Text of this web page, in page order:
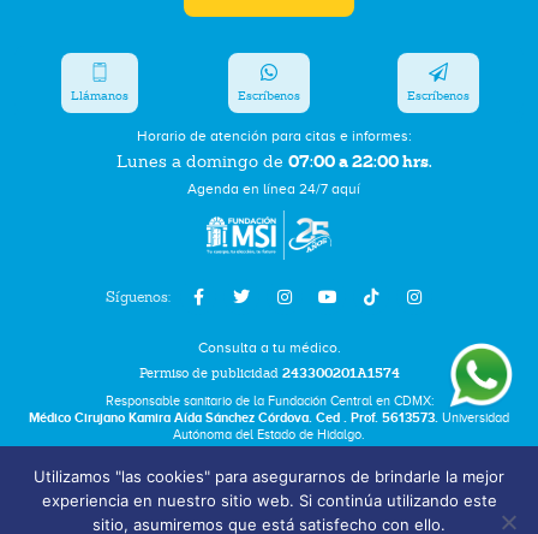
Síguenos:
Horario de atención para citas e informes:
Lunes a domingo de 07:00 a 22:00 hrs.
Agenda en línea 24/7 aquí
Llámanos Escríbenos Escríbenos
Consulta a tu médico.
Permiso de publicidad 243300201A1574
Responsable sanitario de la Fundación Central en CDMX:
Médico Cirujano Kamira Aída Sánchez Córdova. Ced . Prof. 5613573. Universidad
Autónoma del Estado de Hidalgo.
Términos y Condiciones
Bolsa de Trabajo
Utilizamos "las cookies" para asegurarnos de brindarle la mejor
experiencia en nuestro sitio web. Si continúa utilizando este
sitio, asumiremos que está satisfecho con ello.